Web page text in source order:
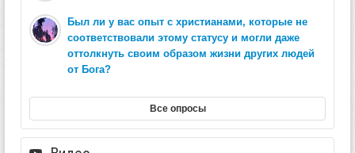
Был ли у вас опыт с христианами, которые не
соответствовали этому статусу и могли даже
оттолкнуть своим образом жизни других людей
от Бога?
Все опросы